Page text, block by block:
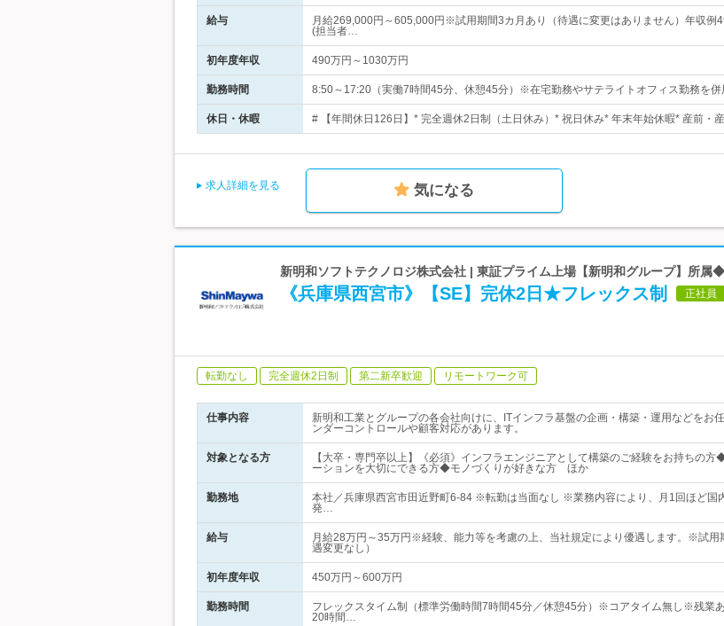
給与
月給269,000円～605,000円※試用期間3カ月あり（待遇に変更はありません）年収例
(担当者…
初年度年収 490万円～1030万円
勤務時間 8:50～17:20（実働7時間45分、休憩45分）※在宅勤務やサテライトオフィス勤務を
休日・休暇 # 【年間休日126日】* 完全週休2日制（土日休み）* 祝日休み* 年末年始休暇* 産前・
求人詳細を見る 気になる
新明和ソフトテクノロジ株式会社 | 東証プライム上場【新明和グループ】所属
《兵庫県西宮市》【SE】完休2日★フレックス制 正社員
転勤なし 完全週休2日制 第二新卒歓迎 リモートワーク可
仕事内容
新明和工業とグループの各会社向けに、ITインフラ基盤の企画・構築・運用などをお
ンダーコントロールや顧客対応があります。
対象となる方
【大卒・専門卒以上】《必須》インフラエンジニアとして構築のご経験をお持ちの方
ーションを大切にできる方◆モノづくりが好きな方 ほか
勤務地
本社／兵庫県西宮市田近野町6-84 ※転勤は当面なし ※業務内容により、月1回ほど国
発…
給与
月給28万円～35万円※経験、能力等を考慮の上、当社規定により優遇します。※試用
遇変更なし）
初年度年収 450万円～600万円
勤務時間
フレックスタイム制（標準労働時間7時間45分／休憩45分）※コアタイム無し※残業
20時間…